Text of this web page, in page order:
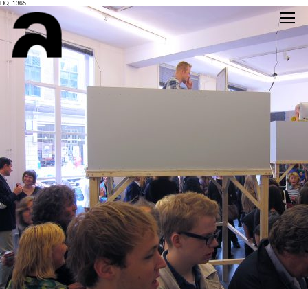
HQ_1365